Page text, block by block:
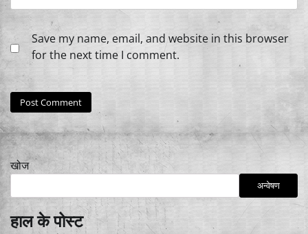
Save my name, email, and website in this browser
for the next time I comment.
खोज
अन्वेषण
हाल के पोस्ट